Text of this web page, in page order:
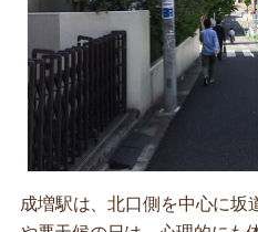
成増駅は、北口側を中心に坂